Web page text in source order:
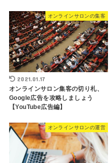
オンラインサロンの集客
2021.01.17
オンラインサロン集客の切り札、
Google広告を攻略しましょう
【YouTube広告編】
オンラインサロンの運営